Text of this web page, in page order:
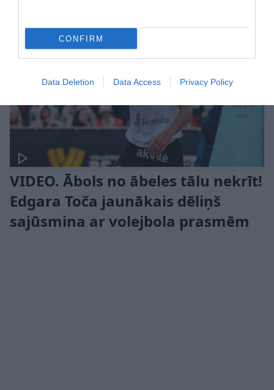
CONFIRM
Data Deletion Data Access Privacy Policy
VIDEO. Ābols no ābeles tālu nekrīt!
Edgara Toča jaunākais dēliņš
sajūsmina ar volejbola prasmēm